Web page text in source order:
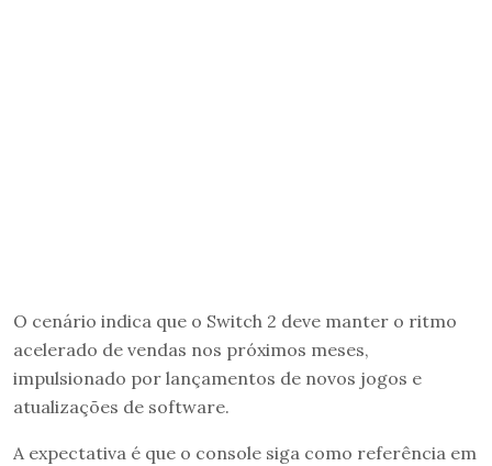
O cenário indica que o Switch 2 deve manter o ritmo
acelerado de vendas nos próximos meses,
impulsionado por lançamentos de novos jogos e
atualizações de software.
A expectativa é que o console siga como referência em